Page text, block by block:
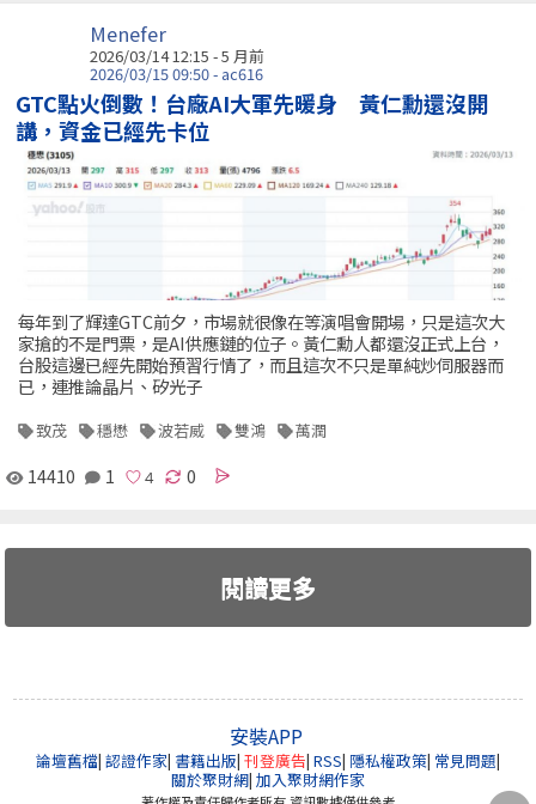
Menefer
2026/03/14 12:15 - 5 月前
2026/03/15 09:50 - ac616
GTC點火倒數！台廠AI大軍先暖身 黃仁勳還沒開
講，資金已經先卡位
每年到了輝達GTC前夕，市場就很像在等演唱會開場，只是這次大
家搶的不是門票，是AI供應鏈的位子。黃仁勳人都還沒正式上台，
台股這邊已經先開始預習行情了，而且這次不只是單純炒伺服器而
已，連推論晶片、矽光子
致茂 穩懋 波若威 雙鴻 萬潤
14410 1 0
閱讀更多
安裝APP
論壇舊檔| 認證作家| 書籍出版| 刊登廣告| RSS| 隱私權政策| 常見問題|
關於聚財網| 加入聚財網作家